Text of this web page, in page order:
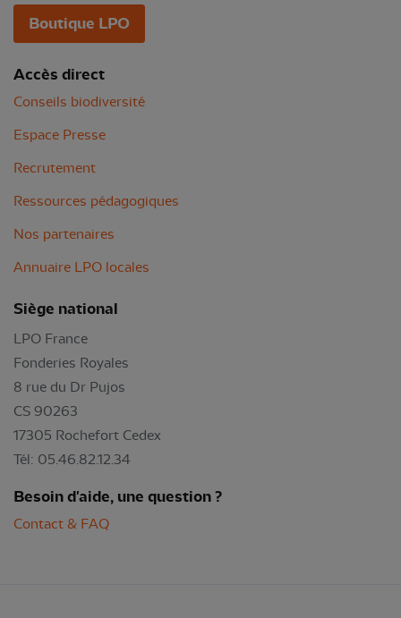
Boutique LPO
Accès direct
Conseils biodiversité
Espace Presse
Recrutement
Ressources pédagogiques
Nos partenaires
Annuaire LPO locales
Siège national
LPO France
Fonderies Royales
8 rue du Dr Pujos
CS 90263
17305 Rochefort Cedex
Tél: 05.46.82.12.34
Besoin d'aide, une question ?
Contact & FAQ